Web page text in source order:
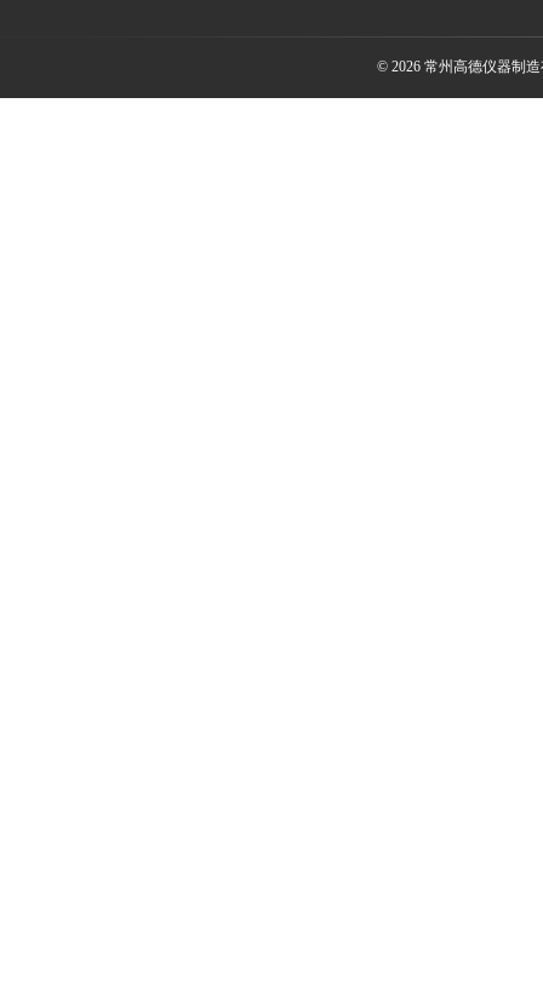
© 2026 常州高德仪器制